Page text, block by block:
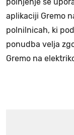
aplikaciji Gremo
polnilnicah, ki
ponudba velja
Gremo na